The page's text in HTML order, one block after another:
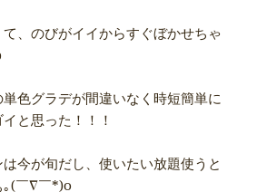
、のびがイイからすぐぼかせちゃ
色グラデが間違いなく時短簡単に
と思った！！！
今が旬だし、使いたい放題使うと
｡(￣∇￣*)o